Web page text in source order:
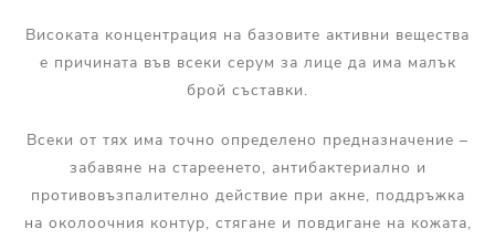
Високата концентрация на базовите активни вещества
е причината във всеки серум за лице да има малък
брой съставки.
Всеки от тях има точно определено предназначение –
забавяне на стареенето, антибактериално и
противовъзпалително действие при акне, поддръжка
на околоочния контур, стягане и повдигане на кожата,